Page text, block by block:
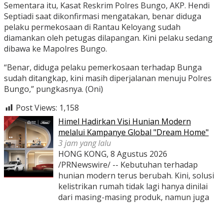
Sementara itu, Kasat Reskrim Polres Bungo, AKP. Hendi
Septiadi saat dikonfirmasi mengatakan, benar diduga
pelaku permekosaan di Rantau Keloyang sudah
diamankan oleh petugas dilapangan. Kini pelaku sedang
dibawa ke Mapolres Bungo.
“Benar, diduga pelaku pemerkosaan terhadap Bunga
sudah ditangkap, kini masih diperjalanan menuju Polres
Bungo,” pungkasnya. (Oni)
Post Views: 1,158
Himel Hadirkan Visi Hunian Modern
melalui Kampanye Global "Dream Home"
3 jam yang lalu
HONG KONG, 8 Agustus 2026
/PRNewswire/ -- Kebutuhan terhadap
hunian modern terus berubah. Kini, solusi
kelistrikan rumah tidak lagi hanya dinilai
dari masing-masing produk, namun juga